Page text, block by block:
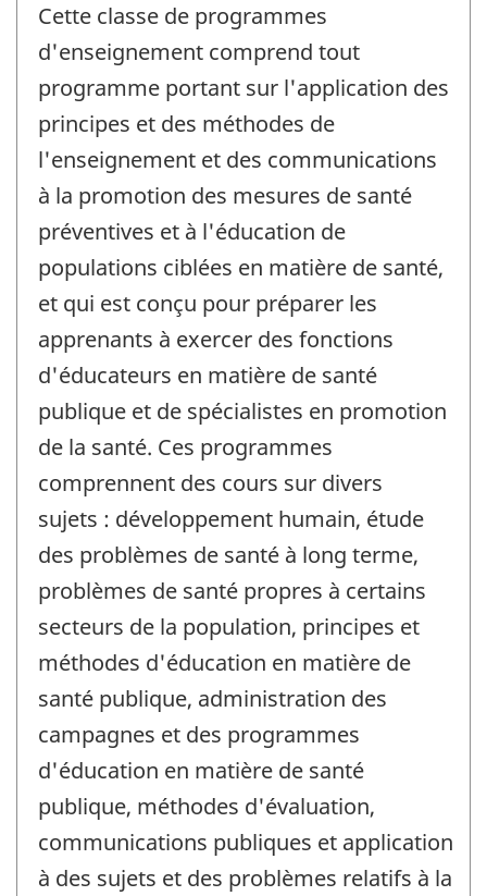
Cette classe de programmes
d'enseignement comprend tout
programme portant sur l'application des
principes et des méthodes de
l'enseignement et des communications
à la promotion des mesures de santé
préventives et à l'éducation de
populations ciblées en matière de santé,
et qui est conçu pour préparer les
apprenants à exercer des fonctions
d'éducateurs en matière de santé
publique et de spécialistes en promotion
de la santé. Ces programmes
comprennent des cours sur divers
sujets : développement humain, étude
des problèmes de santé à long terme,
problèmes de santé propres à certains
secteurs de la population, principes et
méthodes d'éducation en matière de
santé publique, administration des
campagnes et des programmes
d'éducation en matière de santé
publique, méthodes d'évaluation,
communications publiques et application
à des sujets et des problèmes relatifs à la